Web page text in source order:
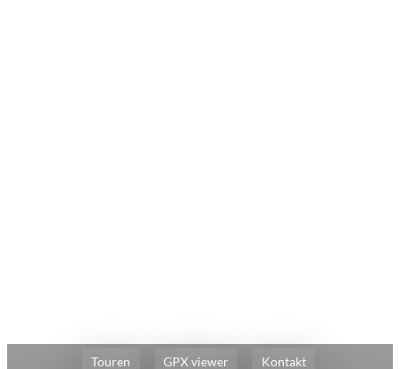
Touren GPX viewer Kontakt